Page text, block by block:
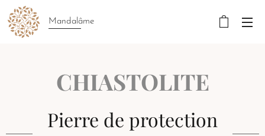
Mandalâme
CHIASTOLITE
Pierre de protection